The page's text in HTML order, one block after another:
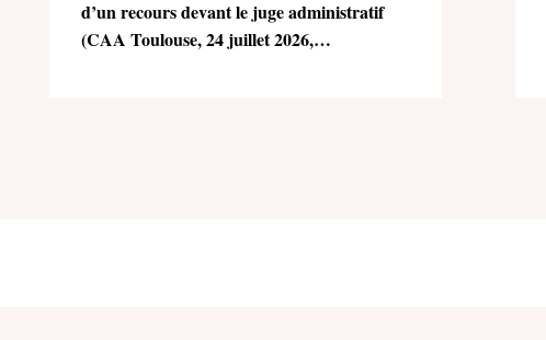
d’un recours devant le juge administratif
(CAA Toulouse, 24 juillet 2026,